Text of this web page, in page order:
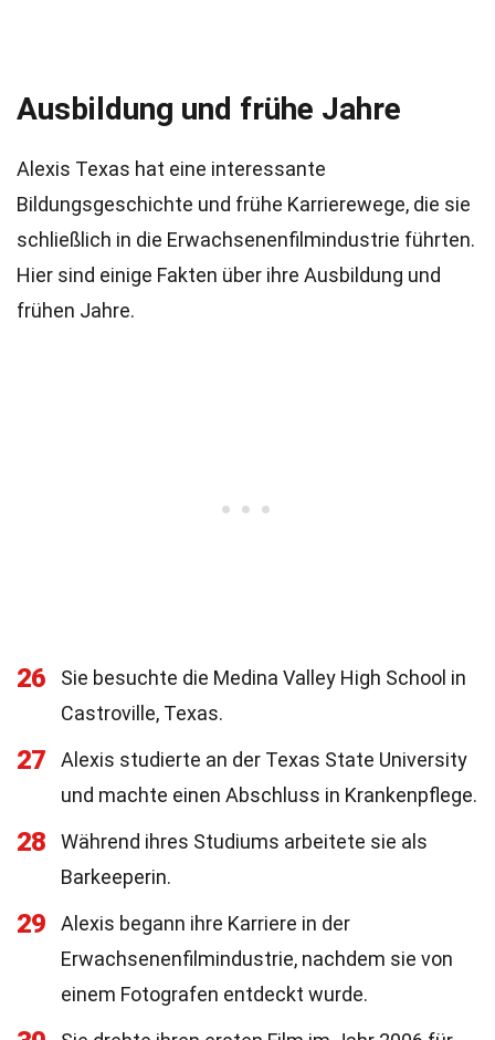
Ausbildung und frühe Jahre
Alexis Texas hat eine interessante
Bildungsgeschichte und frühe Karrierewege, die sie
schließlich in die Erwachsenenfilmindustrie führten.
Hier sind einige Fakten über ihre Ausbildung und
frühen Jahre.
26
Sie besuchte die Medina Valley High School in
Castroville, Texas.
27
Alexis studierte an der Texas State University
und machte einen Abschluss in Krankenpflege.
28
Während ihres Studiums arbeitete sie als
Barkeeperin.
29
Alexis begann ihre Karriere in der
Erwachsenenfilmindustrie, nachdem sie von
einem Fotografen entdeckt wurde.